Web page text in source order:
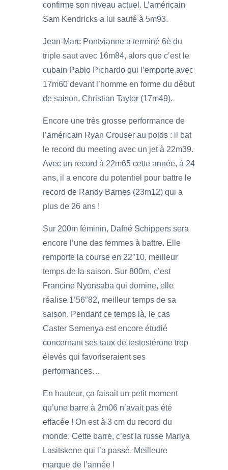
confirme son niveau actuel. L’américain
Sam Kendricks a lui sauté à 5m93.
Jean-Marc Pontvianne a terminé 6è du
triple saut avec 16m84, alors que c’est le
cubain Pablo Pichardo qui l’emporte avec
17m60 devant l’homme en forme du début
de saison, Christian Taylor (17m49).
Encore une très grosse performance de
l’américain Ryan Crouser au poids : il bat
le record du meeting avec un jet à 22m39.
Avec un record à 22m65 cette année, à 24
ans, il a encore du potentiel pour battre le
record de Randy Barnes (23m12) qui a
plus de 26 ans !
Sur 200m féminin, Dafné Schippers sera
encore l’une des femmes à battre. Elle
remporte la course en 22″10, meilleur
temps de la saison. Sur 800m, c’est
Francine Nyonsaba qui domine, elle
réalise 1’56″82, meilleur temps de sa
saison. Pendant ce temps là, le cas
Caster Semenya est encore étudié
concernant ses taux de testostérone trop
élevés qui favoriseraient ses
performances…
En hauteur, ça faisait un petit moment
qu’une barre à 2m06 n’avait pas été
effacée ! On est à 3 cm du record du
monde. Cette barre, c’est la russe Mariya
Lasitskene qui l’a passé. Meilleure
marque de l’année !